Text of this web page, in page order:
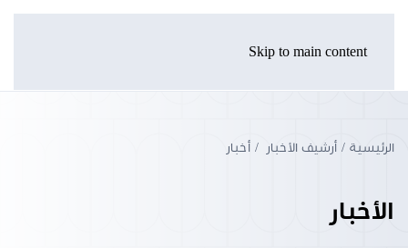
Skip to main content
الرئيسية أرشيف الأخبار أخبار
الأخبار